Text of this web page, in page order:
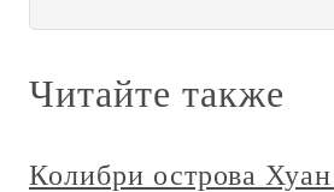
Читайте также
Колибри острова